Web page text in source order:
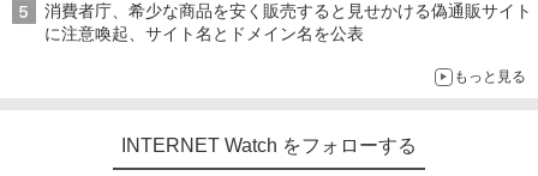
消費者庁、希少な商品を安く販売すると見せかける偽通販サイト
に注意喚起、サイト名とドメイン名を公表
もっと見る
INTERNET Watch をフォローする